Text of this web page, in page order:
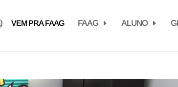
VEM PRA FAAG FAAG ALUNO